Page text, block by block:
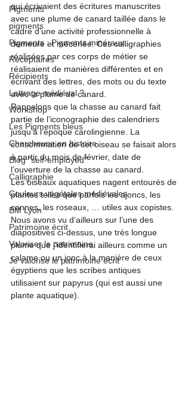
Pigments
pigments
Pigments : Pigments minéraux
Réceptaires
Récipients
Lettrage médiéval ?
Workshop
Les Pigments bleus
Chercheuse en histoire
Blog "self-employed"
Calligraphie
Couleurs végétales médiévales
BM Lyon
Patrimoine écrit
Valoriser le patrimoine
Je valorise le patrimoine écrit
qui écrivaient des écritures manuscrites
avec une plume de canard taillée dans le
cadre d’une activité professionnelle à
demeure et mécénée. Ces calligraphies
réalisées par ces corps de métier se
réalisaient de manières différentes et en
écrivant des lettres, des mots ou du texte
avec la plume de canard.
Rappelons que la chasse au canard fait
partie de l’iconographie des calendriers
jusqu’à l’époque carolingienne. La
consommation de cet oiseau se faisait alors
à partir du mois de février, date de
l’ouverture de la chasse au canard.
Les oiseaux aquatiques nagent entourés de
plantes telles que parfois les ajoncs, les
cannes, les roseaux, … utiles aux copistes.
Nous avons vu d’ailleurs sur l’une des
diapositives ci-dessus, une très longue
plume que j’identifierai ailleurs comme un
calame ou un jonc à la manière de ceux
égyptiens que les scribes antiques
utilisaient sur papyrus (qui est aussi une
plante aquatique).